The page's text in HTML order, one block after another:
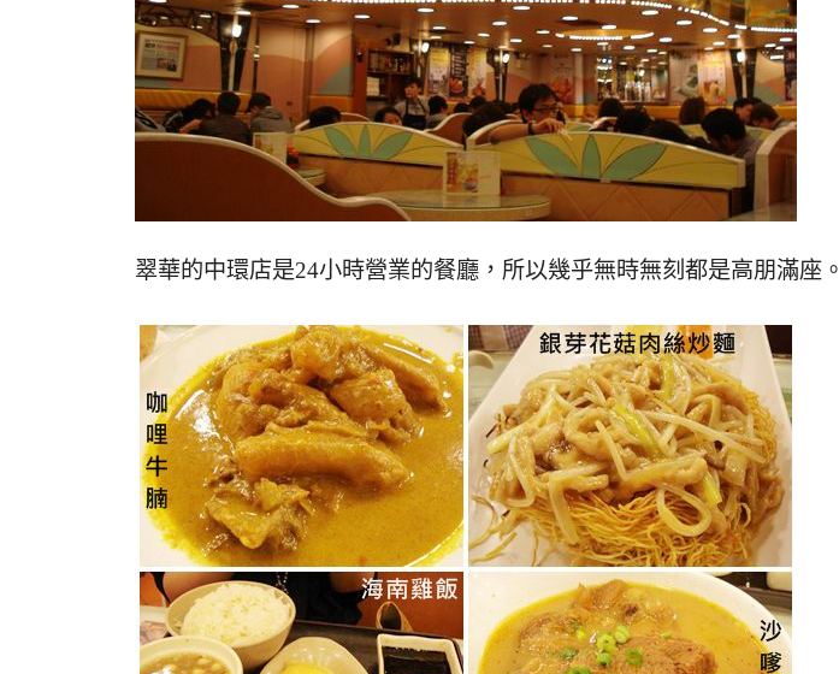
翠華的中環店是24小時營業的餐廳，所以幾乎無時無刻都是高朋滿座。